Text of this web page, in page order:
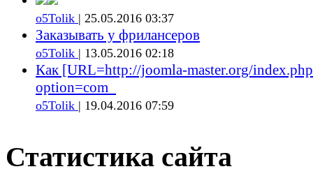
o5Tolik | 25.05.2016 03:37
Заказывать у фрилансеров
o5Tolik | 13.05.2016 02:18
Как [URL=http://joomla-master.org/
option=com_
o5Tolik | 19.04.2016 07:59
Статистика сайта